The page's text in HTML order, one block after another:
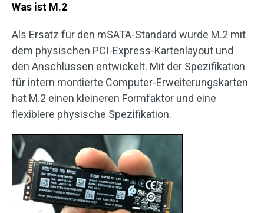
Was ist M.2
Als Ersatz für den mSATA-Standard wurde M.2 mit
dem physischen PCI-Express-Kartenlayout und
den Anschlüssen entwickelt. Mit der Spezifikation
für intern montierte Computer-Erweiterungskarten
hat M.2 einen kleineren Formfaktor und eine
flexiblere physische Spezifikation.